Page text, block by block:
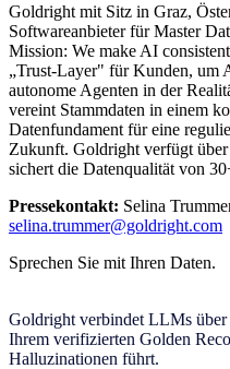
Goldright mit Sitz in Graz,
Softwareanbieter für Master
Mission: We make AI
„Trust-Layer" für Kunden, um
autonome Agenten in der
vereint Stammdaten in einem
Datenfundament für eine
Zukunft. Goldright verfügt
sichert die Datenqualität von
Pressekontakt: Selina
selina.trummer@goldright.com
Sprechen Sie mit Ihren Daten.
Goldright verbindet LLMs
Ihrem verifizierten Golden
Halluzinationen führt.